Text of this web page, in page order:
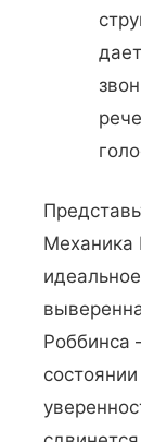
Механика
Роббинса